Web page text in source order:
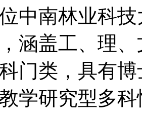
中南林业科
涵盖工、理
门类，具有
学研究型多